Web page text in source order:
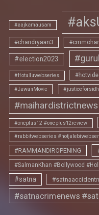
#aajkamausam
#chandryaan3
#election2023
#Hotulluwebseries
#JawanMovie
#maihardistrictnews
#oneplus12 #oneplus12review
#rabbitwebseries
#RAMMANDIROPENING
#SalmanKhan #Bollywood
#satna
#satnacrimenews